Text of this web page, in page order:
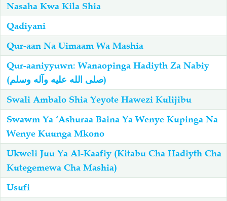
Nasaha Kwa Kila Shia
Qadiyani
Qur-aan Na Uimaam Wa Mashia
Qur-aaniyyuwn: Wanaopinga Hadiyth Za Nabiy
(صلى الله عليه وآله وسلم)
Swali Ambalo Shia Yeyote Hawezi Kulijibu
Swawm Ya ‘Ashuraa Baina Ya Wenye Kupinga Na
Wenye Kuunga Mkono
Ukweli Juu Ya Al-Kaafiy (Kitabu Cha Hadiyth Cha
Kutegemewa Cha Mashia)
Usufi